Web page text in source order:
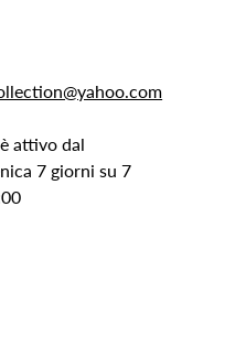
attivo dal
7 giorni su 7